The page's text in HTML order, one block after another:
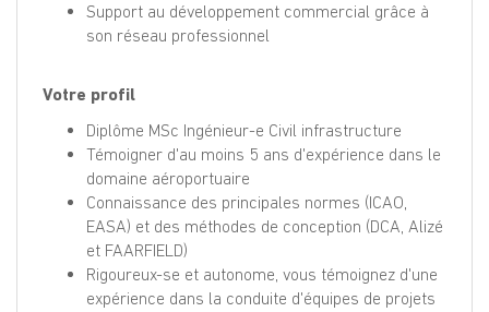
Support au développement commercial grâce à
son réseau professionnel
Votre profil
Diplôme MSc Ingénieur-e Civil infrastructure
Témoigner d'au moins 5 ans d'expérience dans le
domaine aéroportuaire
Connaissance des principales normes (ICAO,
EASA) et des méthodes de conception (DCA, Alizé
et FAARFIELD)
Rigoureux-se et autonome, vous témoignez d'une
expérience dans la conduite d'équipes de projets